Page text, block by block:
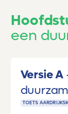
een
Versie A
TOETS